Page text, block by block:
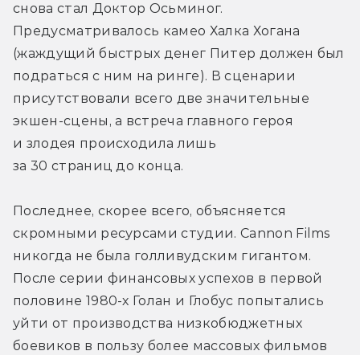
снова стал Доктор Осьминог.
Предусматривалось камео Халка Хогана
(жаждущий быстрых денег Питер должен был
подраться с ним на ринге). В сценарии
присутствовали всего две значительные
экшен-сцены, а встреча главного героя
и злодея происходила лишь
за 30 страниц до конца.
Последнее, скорее всего, объясняется
скромными ресурсами студии. Cannon Films
никогда не была голливудским гигантом.
После серии финансовых успехов в первой
половине 1980-х Голан и Глобус попытались
уйти от производства низкобюджетных
боевиков в пользу более массовых фильмов